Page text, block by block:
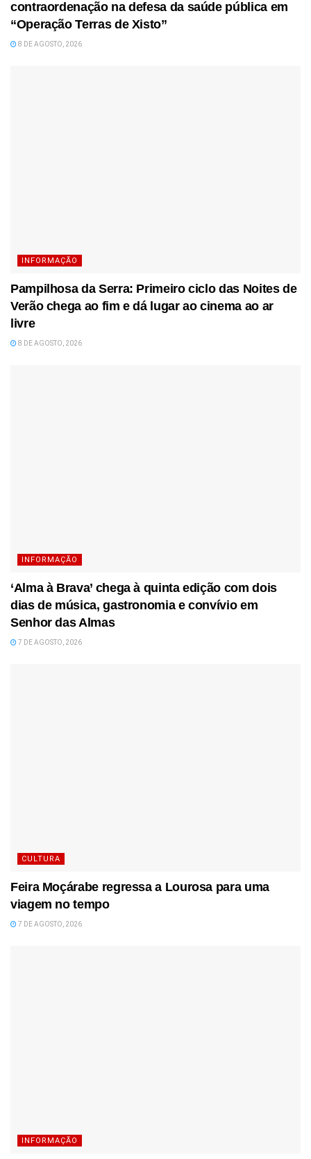
contraordenação na defesa da saúde pública em
“Operação Terras de Xisto”
8 DE AGOSTO, 2026
INFORMAÇÃO
Pampilhosa da Serra: Primeiro ciclo das Noites de
Verão chega ao fim e dá lugar ao cinema ao ar
livre
8 DE AGOSTO, 2026
INFORMAÇÃO
‘Alma à Brava’ chega à quinta edição com dois
dias de música, gastronomia e convívio em
Senhor das Almas
7 DE AGOSTO, 2026
CULTURA
Feira Moçárabe regressa a Lourosa para uma
viagem no tempo
7 DE AGOSTO, 2026
INFORMAÇÃO